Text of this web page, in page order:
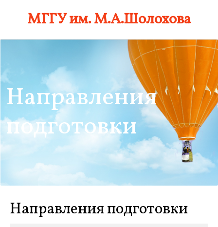
МГГУ им. М.А.Шолохова
Направления
подготовки
Направления подготовки